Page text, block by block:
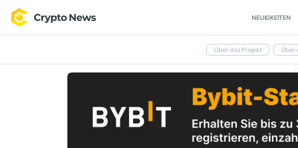
NEUIGKEITEN
Über das Projekt Über